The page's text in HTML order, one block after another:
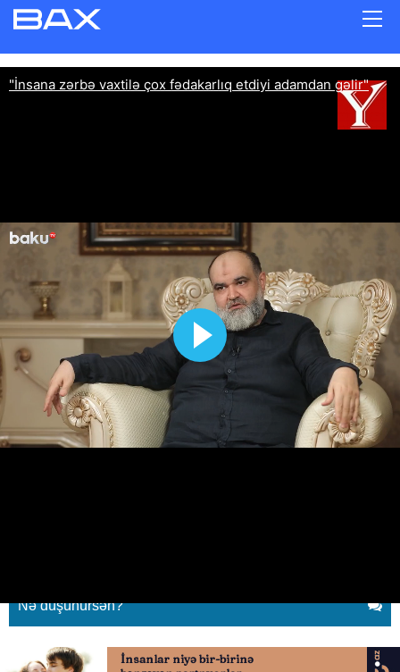
"İnsana zərbə vaxtilə çox
Nə düşünürsən?